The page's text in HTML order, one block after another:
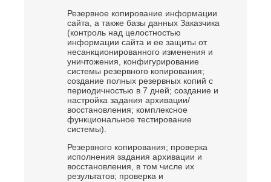
Резервное копирование информации
сайта, а также базы данных Заказчика
(контроль над целостностью
информации сайта и ее защиты от
несанкционированного изменения и
уничтожения, конфигурирование
системы резервного копирования;
создание полных резервных копий с
периодичностью в 7 дней; создание и
настройка задания архивации/
восстановления; комплексное
функциональное тестирование
системы).
Резервного копирования; проверка
исполнения задания архивации и
восстановления, в том числе их
результатов; проверка и